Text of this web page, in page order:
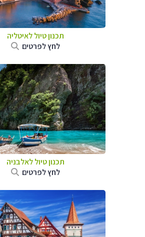
תכנון טיול לאיטליה
לחץ לפרטים
תכנון טיול לאלבניה
לחץ לפרטים